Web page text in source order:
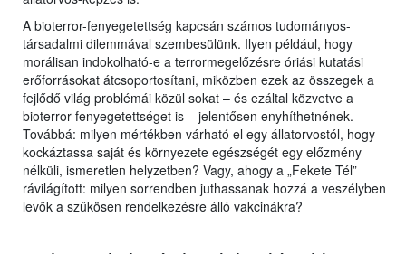
A bioterror-fenyegetettség kapcsán számos tudományos-
társadalmi dilemmával szembesülünk. Ilyen például, hogy
morálisan indokolható-e a terrormegelőzésre óriási kutatási
erőforrásokat átcsoportosítani, miközben ezek az összegek a
fejlődő világ problémái közül sokat – és ezáltal közvetve a
bioterror-fenyegetettséget is – jelentősen enyhíthetnének.
Továbbá: milyen mértékben várható el egy állatorvostól, hogy
kockáztassa saját és környezete egészségét egy előzmény
nélküli, ismeretlen helyzetben? Vagy, ahogy a „Fekete Tél”
rávilágított: milyen sorrendben juthassanak hozzá a veszélyben
levők a szűkösen rendelkezésre álló vakcinákra?